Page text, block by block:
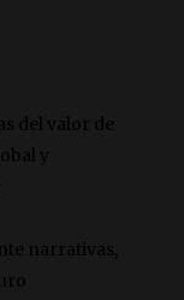
del valor de
y
narrativas,